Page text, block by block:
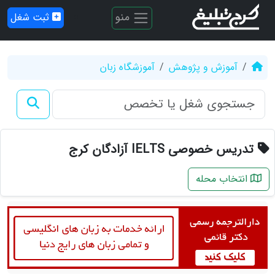
منو ثبت شغل
آموزش و پژوهش آموزشگاه زبان
تدریس خصوصی IELTS آزادگان کرج
انتخاب محله